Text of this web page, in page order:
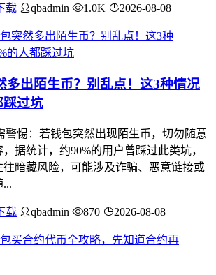
载 qbadmin 1.0K 2026-08-08
多出陌生币？别乱点！这3种情况
过坑
警惕：若钱包突然出现陌生币，切勿随意
据统计，约90%的用户曾踩过此类坑，
往暗藏风险，可能涉及诈骗、恶意链接或
...
载 qbadmin 870 2026-08-08